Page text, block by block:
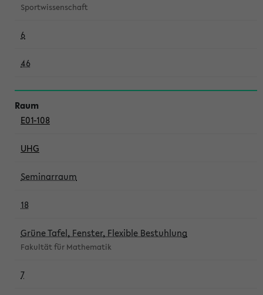
Sportwissenschaft
6
46
E01-108
UHG
Seminarraum
18
Grüne Tafel, Fenster, Flexible Bestuhlung
Fakultät für Mathematik
7